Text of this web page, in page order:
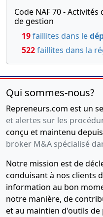
Code NAF 70 -
de gestion
19faillites dans le
522faillites dans la
Qui sommes-nous?
Repreneurs.com est un
et alertes sur les
conçu et maintenu
broker M&A spécialisé
Notre mission est de
conduisant à nos clients
information au bon
notre manière, de
et au maintien d'outils